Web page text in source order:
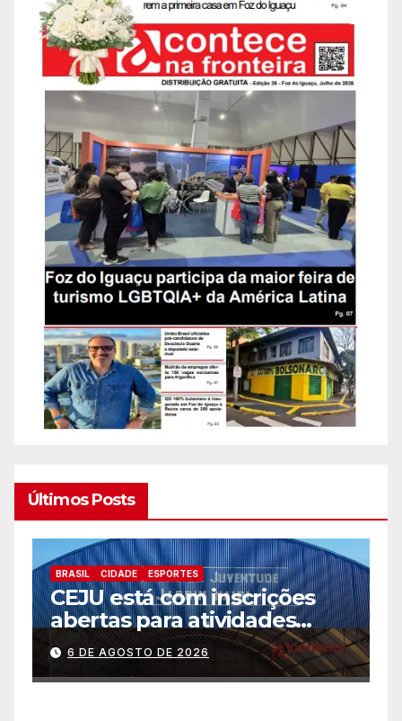
Últimos Posts
BRASIL CIDADE ESPORTES
CEJU está com inscrições
abertas para atividades
gratuitas
6 DE AGOSTO DE 2026